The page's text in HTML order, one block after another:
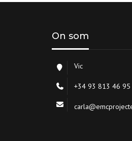
On som
Vic
+34 93 813 46 95